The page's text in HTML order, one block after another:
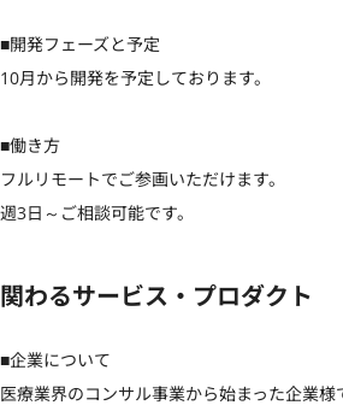
■開発フェーズと予定
10月から開発を予定しております。
■働き方
フルリモートでご参画いただけます。
週3日～ご相談可能です。
関わるサービス・プロダクト
■企業について
医療業界のコンサル事業から始まった企業